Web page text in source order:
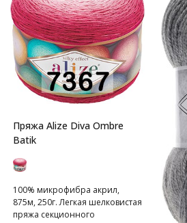
Пряжа Alize Diva Ombre
Batik
100% микрофибра акрил,
875м, 250г. Легкая шелковистая
пряжа секционного